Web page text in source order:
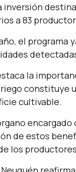
inversión
a 83
el programa
la
cultivable.
de estos
los